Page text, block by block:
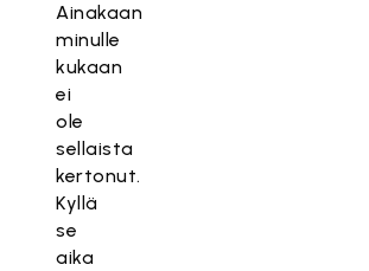
Ainakaan
minulle
kukaan
ei
ole
sellaista
kertonut.
Kyllä
se
aika